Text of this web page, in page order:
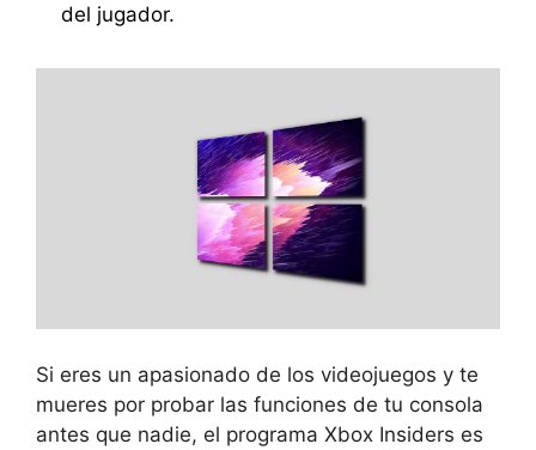
del jugador.
Si eres un apasionado de los videojuegos y te
mueres por probar las funciones de tu consola
antes que nadie, el programa Xbox Insiders es